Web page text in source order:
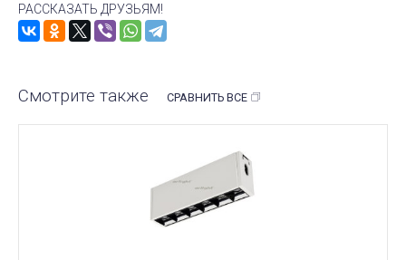
РАССКАЗАТЬ ДРУЗЬЯМ!
Смотрите также СРАВНИТЬ ВСЕ